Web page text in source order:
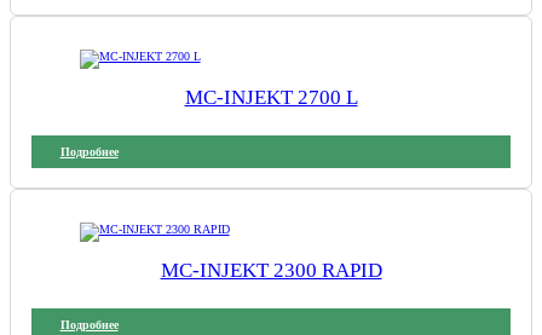
MC-INJEKT 2700 L
Подробнее
MC-INJEKT 2300 RAPID
Подробнее